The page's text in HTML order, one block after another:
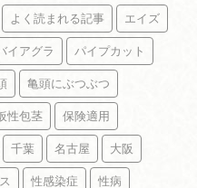
よく読まれる記事 エイズ
イアグラ パイプカット
亀頭にぶつぶつ
性包茎 保険適用
千葉 名古屋 大阪
性感染症 性病